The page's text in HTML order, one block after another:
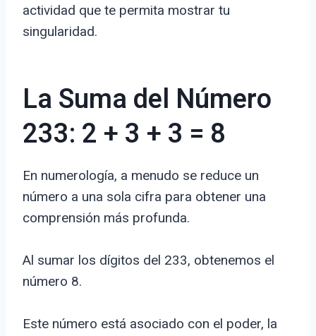
actividad que te permita mostrar tu
singularidad.
La Suma del Número
233: 2 + 3 + 3 = 8
En numerología, a menudo se reduce un
número a una sola cifra para obtener una
comprensión más profunda.
Al sumar los dígitos del 233, obtenemos el
número 8.
Este número está asociado con el poder, la